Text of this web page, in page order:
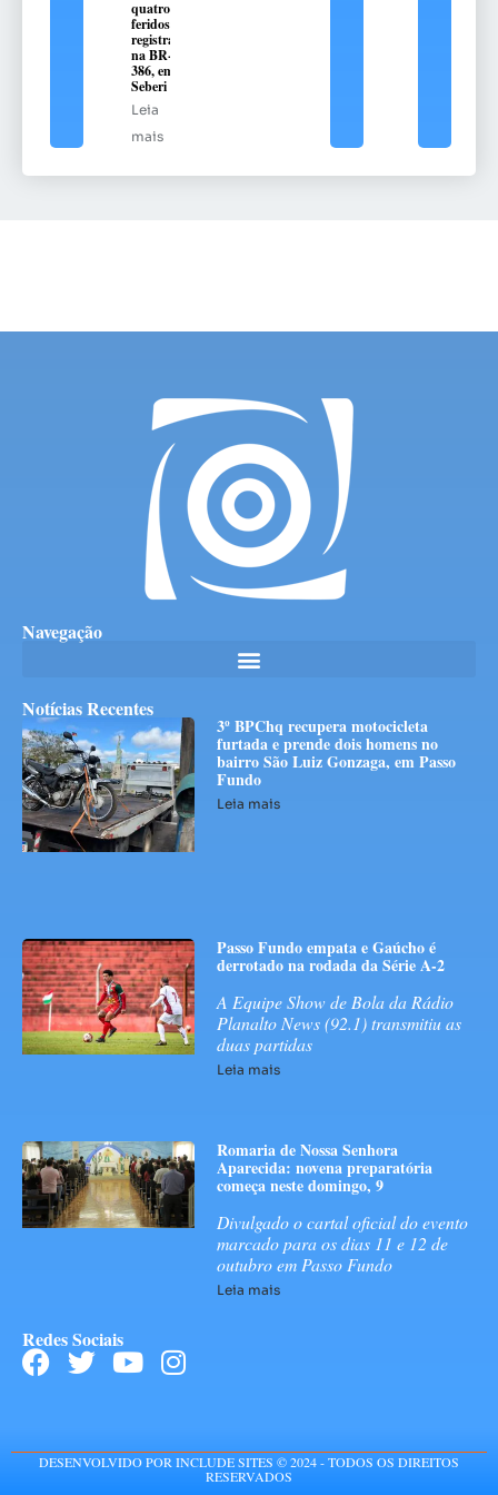
quatro
feridos é
registrado
na BR-
386, em
Seberi
Leia
mais
Navegação
Notícias Recentes
3º BPChq recupera motocicleta
furtada e prende dois homens no
bairro São Luiz Gonzaga, em Passo
Fundo
Leia mais
Passo Fundo empata e Gaúcho é
derrotado na rodada da Série A-2
A Equipe Show de Bola da Rádio
Planalto News (92.1) transmitiu as
duas partidas
Leia mais
Romaria de Nossa Senhora
Aparecida: novena preparatória
começa neste domingo, 9
Divulgado o cartal oficial do evento
marcado para os dias 11 e 12 de
outubro em Passo Fundo
Leia mais
Redes Sociais
DESENVOLVIDO POR INCLUDE SITES © 2024 - TODOS OS DIREITOS
RESERVADOS